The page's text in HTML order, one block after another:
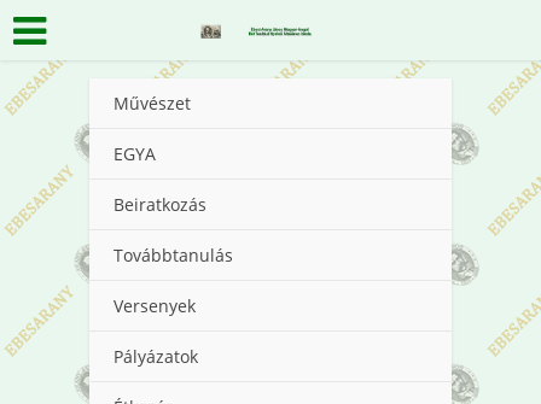
Művészet
EGYA
Beiratkozás
Továbbtanulás
Versenyek
Pályázatok